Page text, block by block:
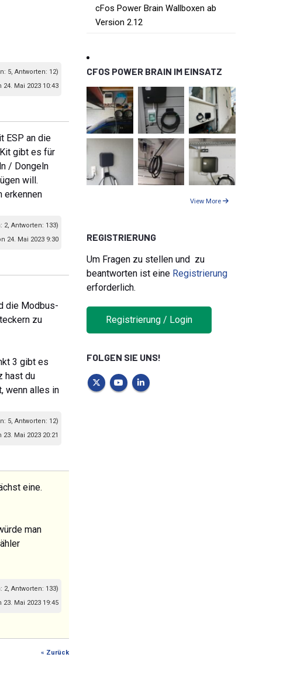
5, Antworten: 12)
Mai 2023 10:43
ESP an die
gibt es für
/ Dongeln
will.
erkennen
2, Antworten: 133)
24. Mai 2023 9:30
die Modbus-
zu
3 gibt es
hast du
wenn alles in
5, Antworten: 12)
Mai 2023 20:21
eine.
man
2, Antworten: 133)
Mai 2023 19:45
« Zurück
cFos Power Brain Wallboxen ab
Version 2.12
CFOS POWER BRAIN IM EINSATZ
View More
REGISTRIERUNG
Um Fragen zu stellen und zu
beantworten ist eine Registrierung
erforderlich.
Registrierung / Login
FOLGEN SIE UNS!